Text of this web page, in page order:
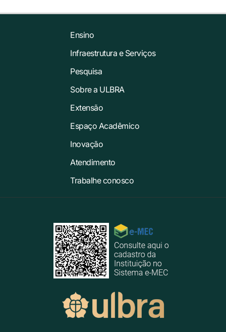
Ensino
Infraestrutura e Serviços
Pesquisa
Sobre a ULBRA
Extensão
Espaço Acadêmico
Inovação
Atendimento
Trabalhe conosco